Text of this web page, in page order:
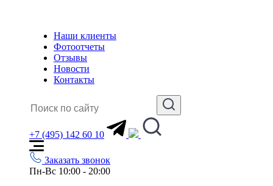
Наши клиенты
Фотоотчеты
Отзывы
Новости
Контакты
+7 (495) 142 60 10
Заказать звонок
Пн-Вс 10:00 - 20:00